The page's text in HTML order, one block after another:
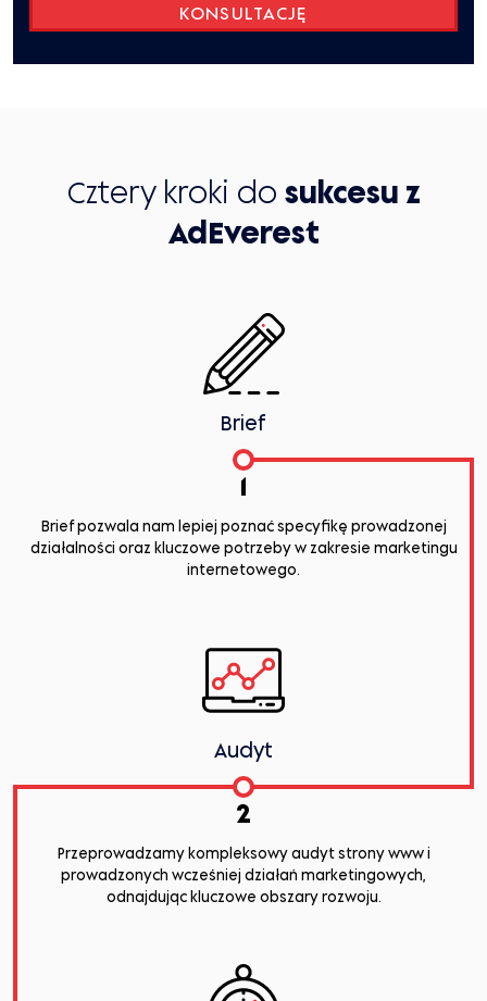
Cztery kroki do sukcesu z
AdEverest
Brief
1
Brief pozwala nam lepiej poznać specyfikę prowadzonej
działalności oraz kluczowe potrzeby w zakresie marketingu
internetowego.
Audyt
2
Przeprowadzamy kompleksowy audyt strony www i
prowadzonych wcześniej działań marketingowych,
odnajdując kluczowe obszary rozwoju.